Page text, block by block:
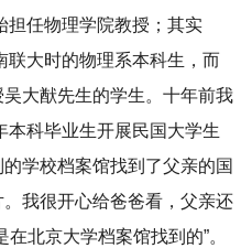
担任物理学院教授；其实
联大时的物理系本科生，而
大猷先生的学生。十年前我
本科毕业生开展民国大学生
学校档案馆找到了父亲的国
我很开心给爸爸看，父亲还
北京大学档案馆找到的”。